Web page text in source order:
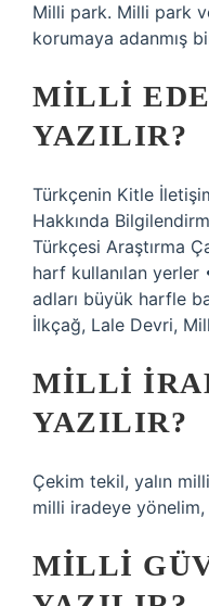
Milli park. Milli park
korumaya adanmış
MILLI
YAZILIR?
Türkçenin Kitle
Hakkında
Türkçesi Araştırma
harf kullanılan yerler
adları büyük harfle
İlkçağ, Lale Devri,
MILLI
YAZILIR?
Çekim tekil, yalın
milli iradeye
MILLI